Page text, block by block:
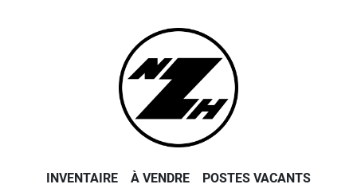
INVENTAIRE À VENDRE POSTES VACANTS